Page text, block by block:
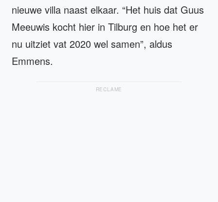
nieuwe villa naast elkaar. “Het huis dat Guus
Meeuwis kocht hier in Tilburg en hoe het er
nu uitziet vat 2020 wel samen”, aldus
Emmens.
RECLAME